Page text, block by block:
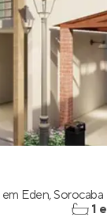
em Éden,Sorocaba
1